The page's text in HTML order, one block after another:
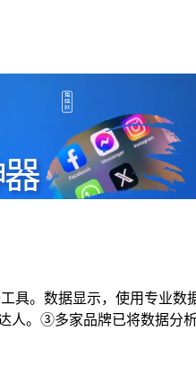
具。数据显示，使用专业
。③多家品牌已将数据分